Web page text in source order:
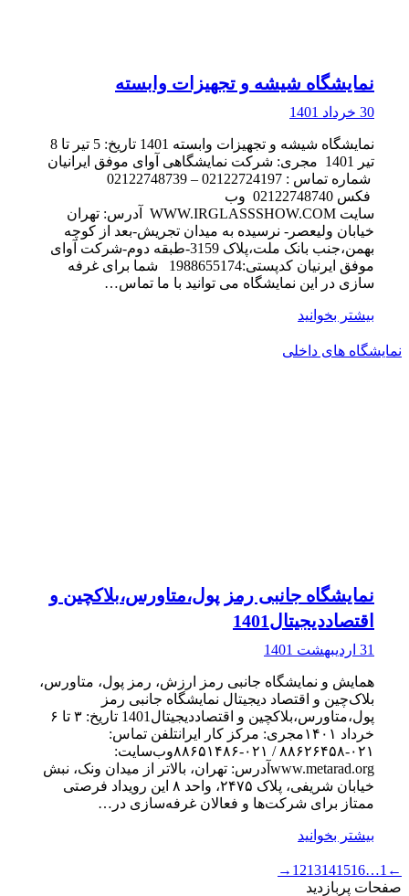
نمایشگاه شیشه و تجهیزات وابسته
30 خرداد 1401
نمایشگاه شیشه و تجهیزات وابسته 1401 تاریخ: 5 تیر تا 8
تیر 1401 مجری: شرکت نمایشگاهی آوای موفق ایرانیان
شماره تماس : 02122724197 – 02122748739
فکس 02122748740 وب
سایت WWW.IRGLASSSHOW.COM آدرس: تهران
خیابان ولیعصر- نرسیده به میدان تجریش-بعد از کوچه
بهمن،جنب بانک ملت،پلاک 3159-طبقه دوم-شرکت آوای
موفق ایرنیان کدپستی:1988655174 شما برای غرفه
سازی در این نمایشگاه می توانید با ما تماس…
بیشتر بخوانید
نمایشگاه های داخلی
نمایشگاه جانبی رمز پول،متاورس،بلاکچین و
اقتصاددیجیتال1401
31 اردیبهشت 1401
همایش و نمایشگاه جانبی رمز ارزش، رمز پول، متاورس،
بلاک‌چین و اقتصاد دیجیتال نمایشگاه جانبی رمز
پول،متاورس،بلاکچین و اقتصاددیجیتال1401 تاریخ: ۳ تا ۶
خرداد ۱۴۰۱مجری: مرکز کار ایرانتلفن تماس:
۰۲۱-۸۸۶۲۶۴۵۸ / ۰۲۱-۸۸۶۵۱۴۸۶وب‌سایت:
www.metarad.orgآدرس: تهران، بالاتر از میدان ونک، نبش
خیابان شریفی، پلاک ۲۴۷۵، واحد ۸ این رویداد فرصتی
ممتاز برای شرکت‌ها و فعالان غرفه‌سازی در…
بیشتر بخوانید
←
1
…
1213141516
→
صفحات پربازدید